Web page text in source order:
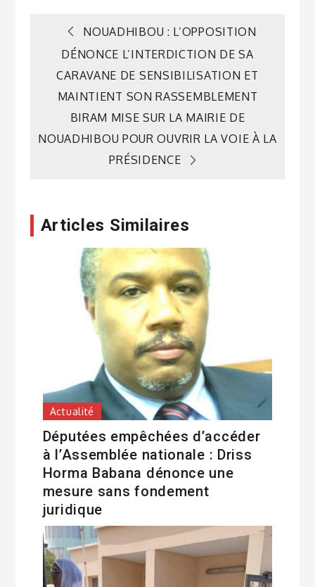
Navigation
de
l’article
NOUADHIBOU : L’OPPOSITION
DÉNONCE L’INTERDICTION DE SA
CARAVANE DE SENSIBILISATION ET
MAINTIENT SON RASSEMBLEMENT
BIRAM MISE SUR LA MAIRIE DE
NOUADHIBOU POUR OUVRIR LA VOIE À LA
PRÉSIDENCE
Articles Similaires
Actualité
Députées empêchées d’accéder
à l’Assemblée nationale : Driss
Horma Babana dénonce une
mesure sans fondement
juridique